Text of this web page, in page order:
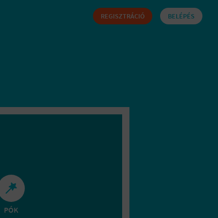
BELÉPÉS
REGISZTRÁCIÓ
PÓK